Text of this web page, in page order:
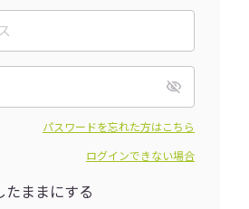
パスワードを忘れた方はこちら
ログインできない場合
たままにする